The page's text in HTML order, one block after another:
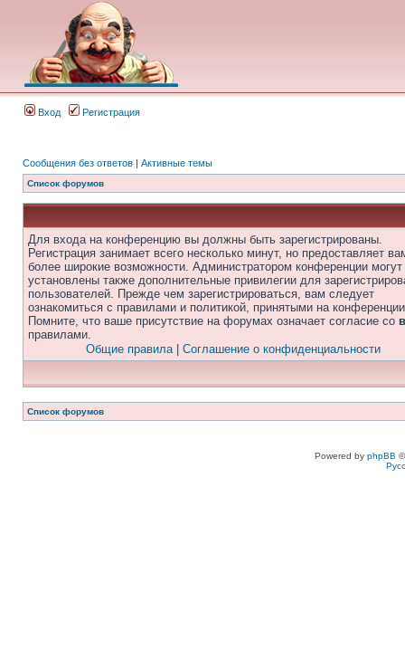
Вход Регистрация
Сообщения без ответов | Активные темы
Список форумов
Для входа на конференцию вы должны быть зарегистрированы.
Регистрация занимает всего несколько минут, но предоставляет
более широкие возможности. Администратором конференции
установлены также дополнительные привилегии для
пользователей. Прежде чем зарегистрироваться, вам следует
ознакомиться с правилами и политикой, принятыми на
Помните, что ваше присутствие на форумах означает согласие со
правилами.
Общие правила| Соглашение о конфиденциальности
Список форумов
Powered by phpBB